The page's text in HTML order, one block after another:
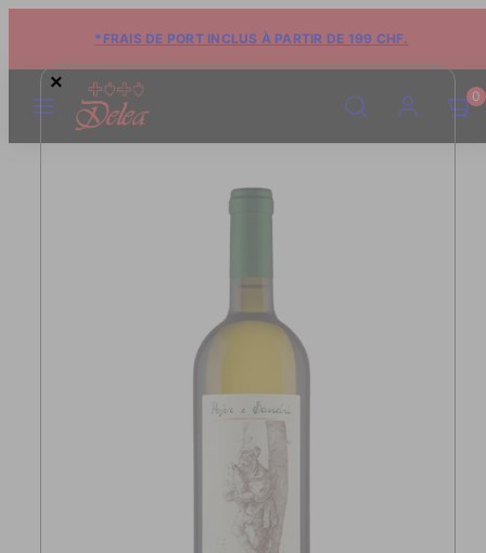
*FRAIS DE PORT INCLUS À PARTIR DE 199 CHF.
MENU RECHERCHE
COMPTEVOIR
LE
VOIR
LE
0
×